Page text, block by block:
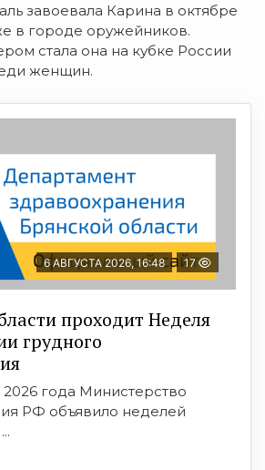
завоевала Карина в октябре
в городе оружейников.
стала она на кубке России
женщин.
6 АВГУСТА 2026, 16:48 17
проходит Неделя
грудного
2026 года Министерство
РФ объявило неделей